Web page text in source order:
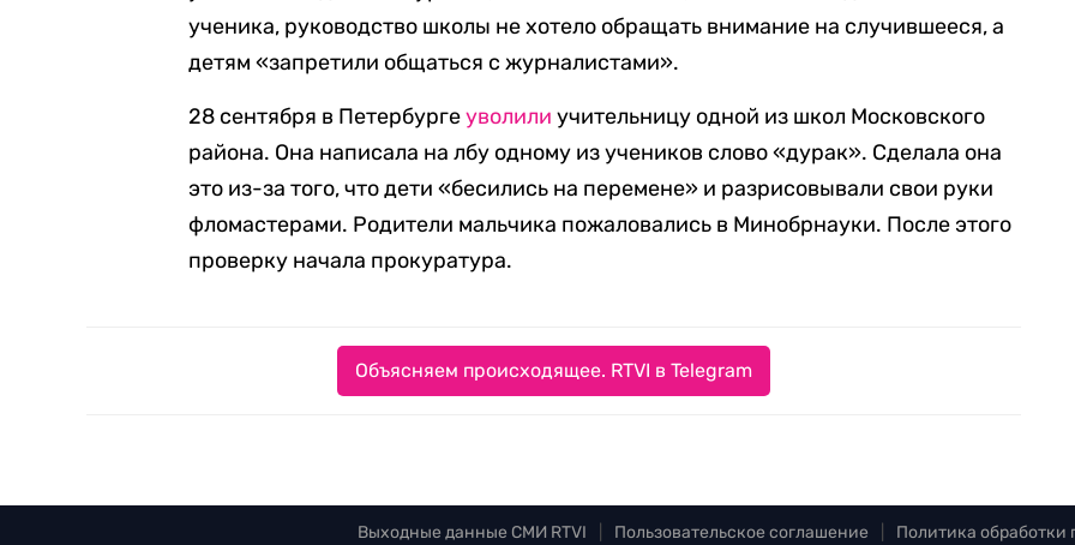
ученика, руководство школы не хотело обращать внимание на случившееся, а
детям «запретили общаться с журналистами».
28 сентября в Петербургеуволили учительницу одной из школ Московского
района. Она написала на лбу одному из учеников слово «дурак». Сделала она
это из-за того, что дети «бесились на перемене» и разрисовывали свои руки
фломастерами. Родители мальчика пожаловались в Минобрнауки. После этого
проверку начала прокуратура.
Объясняем происходящее. RTVI в Telegram
Выходные данные СМИ RTVI Пользовательское соглашение Политика